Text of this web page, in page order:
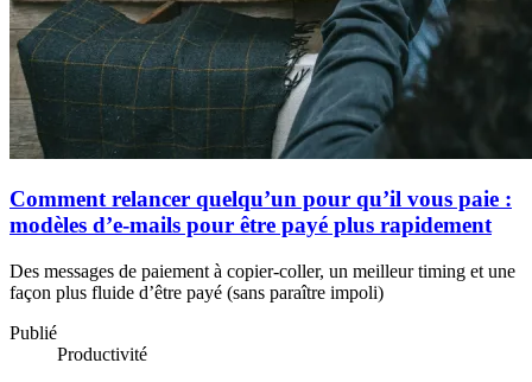
Comment relancer quelqu’un pour qu’il vous paie :
modèles d’e-mails pour être payé plus rapidement
Des messages de paiement à copier-coller, un meilleur timing et une
façon plus fluide d’être payé (sans paraître impoli)
Publié
Productivité